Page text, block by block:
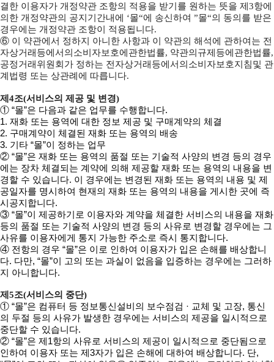
결한 이용자가 개정약관 조항의 적용을 받기를 원하는 뜻을 제3항에
의한 개정약관의 공지기간내에 ‘몰“에 송신하여 ”몰“의 동의를 받은
경우에는 개정약관 조항이 적용됩니다.
⑥ 이 약관에서 정하지 아니한 사항과 이 약관의 해석에 관하여는 전
자상거래등에서의소비자보호에관한법률, 약관의규제등에관한법률,
공정거래위원회가 정하는 전자상거래등에서의소비자보호지침및 관
계법령 또는 상관례에 따릅니다.
제4조(서비스의 제공 및 변경)
① “몰”은 다음과 같은 업무를 수행합니다.
1. 재화 또는 용역에 대한 정보 제공 및 구매계약의 체결
2. 구매계약이 체결된 재화 또는 용역의 배송
3. 기타 “몰”이 정하는 업무
② “몰”은 재화 또는 용역의 품절 또는 기술적 사양의 변경 등의 경우
에는 장차 체결되는 계약에 의해 제공할 재화 또는 용역의 내용을 변
경할 수 있습니다. 이 경우에는 변경된 재화 또는 용역의 내용 및 제
공일자를 명시하여 현재의 재화 또는 용역의 내용을 게시한 곳에 즉
시공지합니다.
③ “몰”이 제공하기로 이용자와 계약을 체결한 서비스의 내용을 재화
등의 품절 또는 기술적 사양의 변경 등의 사유로 변경할 경우에는 그
사유를 이용자에게 통지 가능한 주소로 즉시 통지합니다.
④ 전항의 경우 “몰”은 이로 인하여 이용자가 입은 손해를 배상합니
다. 다만, “몰”이 고의 또는 과실이 없음을 입증하는 경우에는 그러하
지 아니합니다.
제5조(서비스의 중단)
① “몰”은 컴퓨터 등 정보통신설비의 보수점검 · 교체 및 고장, 통신
의 두절 등의 사유가 발생한 경우에는 서비스의 제공을 일시적으로
중단할 수 있습니다.
② “몰”은 제1항의 사유로 서비스의 제공이 일시적으로 중단됨으로
인하여 이용자 또는 제3자가 입은 손해에 대하여 배상합니다. 단,